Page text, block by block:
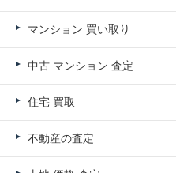
マンション 買い取り
中古 マンション 査定
住宅 買取
不動産の査定